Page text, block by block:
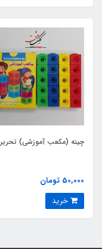
چینه (مکعب آموزشی)
50,000 تومان